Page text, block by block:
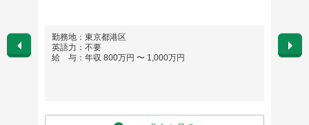
勤務地：東京都港区
英語力：不要
給 与：年収 800万円 〜 1,000万円
勤務
英語
給 与